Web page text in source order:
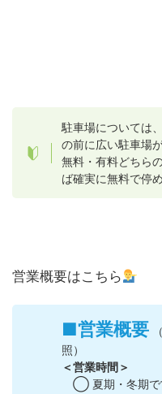
駐車場については
の前に広い駐車場
無料・有料どちら
ば確実に無料で停
営業概要はこちら
■営業概要
照）
＜営業時間＞
◯ 夏期・冬期で